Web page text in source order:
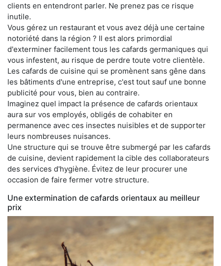
clients en entendront parler. Ne prenez pas ce risque
inutile.
Vous gérez un restaurant et vous avez déjà une certaine
notoriété dans la région ? Il est alors primordial
d'exterminer facilement tous les cafards germaniques qui
vous infestent, au risque de perdre toute votre clientèle.
Les cafards de cuisine qui se promènent sans gêne dans
les bâtiments d'une entreprise, c'est tout sauf une bonne
publicité pour vous, bien au contraire.
Imaginez quel impact la présence de cafards orientaux
aura sur vos employés, obligés de cohabiter en
permanence avec ces insectes nuisibles et de supporter
leurs nombreuses nuisances.
Une structure qui se trouve être submergé par les cafards
de cuisine, devient rapidement la cible des collaborateurs
des services d'hygiène. Évitez de leur procurer une
occasion de faire fermer votre structure.
Une extermination de cafards orientaux au meilleur
prix